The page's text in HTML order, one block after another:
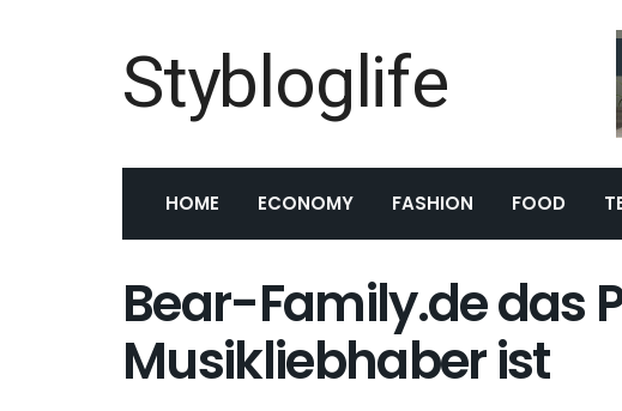
Stybloglife
HOME ECONOMY FASHION FOOD
Bear-Family.de das
Musikliebhaber ist